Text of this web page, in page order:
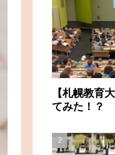
【札幌教育
てみた！？